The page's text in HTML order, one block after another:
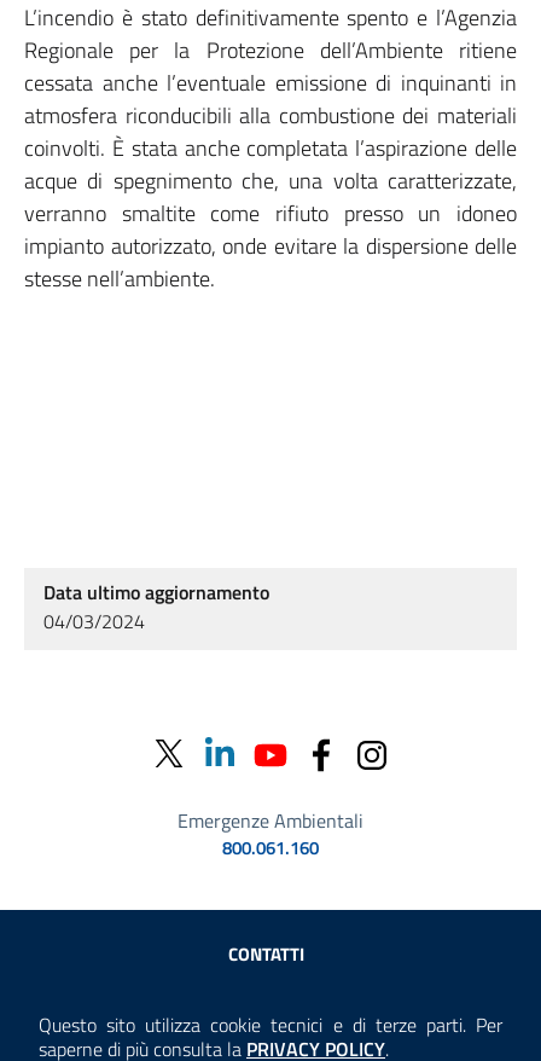
Questo sito utilizza cookie tecnici e di terze parti. Per
saperne di più consulta la Consulta la
PRIVACY POLICY.
L’incendio è stato definitivamente spento e l’Agenzia
Regionale per la Protezione dell’Ambiente ritiene
cessata anche l’eventuale emissione di inquinanti in
atmosfera riconducibili alla combustione dei materiali
coinvolti. È stata anche completata l’aspirazione delle
acque di spegnimento che, una volta caratterizzate,
verranno smaltite come rifiuto presso un idoneo
impianto autorizzato, onde evitare la dispersione delle
stesse nell’ambiente.
Data ultimo aggiornamento
04/03/2024
Emergenze Ambientali
800.061.160
Sezione Link Utili
CONTATTI
ANTICORRUZIONE